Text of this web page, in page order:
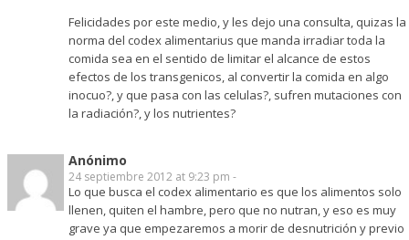
Felicidades por este medio, y les dejo una consulta, quizas la
norma del codex alimentarius que manda irradiar toda la
comida sea en el sentido de limitar el alcance de estos
efectos de los transgenicos, al convertir la comida en algo
inocuo?, y que pasa con las celulas?, sufren mutaciones con
la radiación?, y los nutrientes?
Anónimo
24 septiembre 2012 at 9:23 pm -
Lo que busca el codex alimentario es que los alimentos solo
llenen, quiten el hambre, pero que no nutran, y eso es muy
grave ya que empezaremos a morir de desnutrición y previo